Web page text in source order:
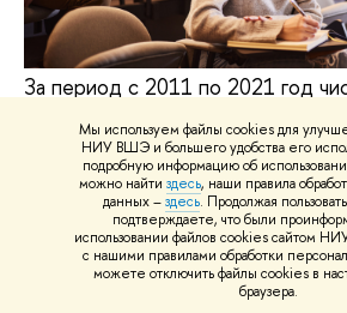
Мы используем файлы cookies для
НИУ ВШЭ и большего удобства его
подробную информацию об
можно найти здесь, наши правила
данных –здесь. Продолжая
подтверждаете, что были
использовании файлов cookies сайтом
с нашими правилами обработки
можете отключить файлы cookies в
браузера.
За период с 2011 по 2021 год
18-летних россиян составило 1,2
них 78% отправились в 160
большой долей вероятности
получить высшее образование.
формированию вузовских зон
Санкт-Петербург, Екатеринбург,
Краснодар, Новосибирск.